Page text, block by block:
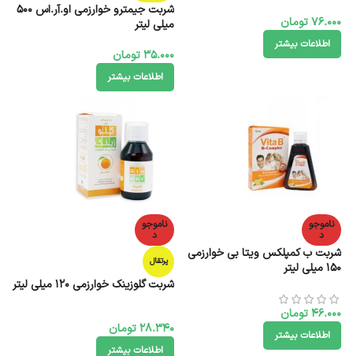
76.000تومان
اطلاعات بیشتر
شربت جیمترو خوارزمی او.آر.اس 500
میلی لیتر
35.000تومان
اطلاعات بیشتر
ناموجو
د
شربت ب کمپلکس ویتا بی خوارزمی
150 میلی لیتر
46.000تومان
اطلاعات بیشتر
ناموجو
د
پرتقال
شربت گلوزینک خوارزمی 120 میلی لیتر
28.340تومان
اطلاعات بیشتر